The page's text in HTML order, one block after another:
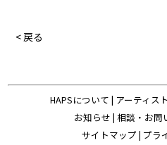
< 戻る
HAPSについて | アーティス
お知らせ | 相談・お問
サイトマップ | プラ